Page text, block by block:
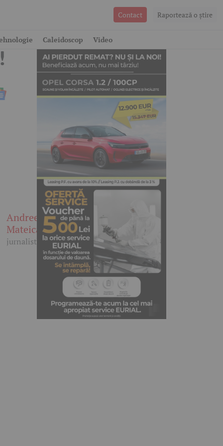
Contact Raportează o ştire
Caleidoscop Video
Andreea
Mateica
jurnalist